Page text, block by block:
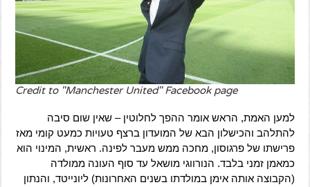
Credit to "Manchester United" Facebook page
למען האמת, הראש אומר ההפך לחלוטין – שאין שום סיבה
להתלהב והכישלון הבא של המועדון ברצף טעויות כמעט קומי מאז
פרישתו של פרגוסון, מחכה ממש מעבר לפינה. ראשית, המינוי הוא
כמאמן זמני בלבד. הנורווגי מושאל עד סוף העונה ממולדה
(הקבוצה אותה אימן במולדתו בשנים האחרונות) ליונייטד, והנתון